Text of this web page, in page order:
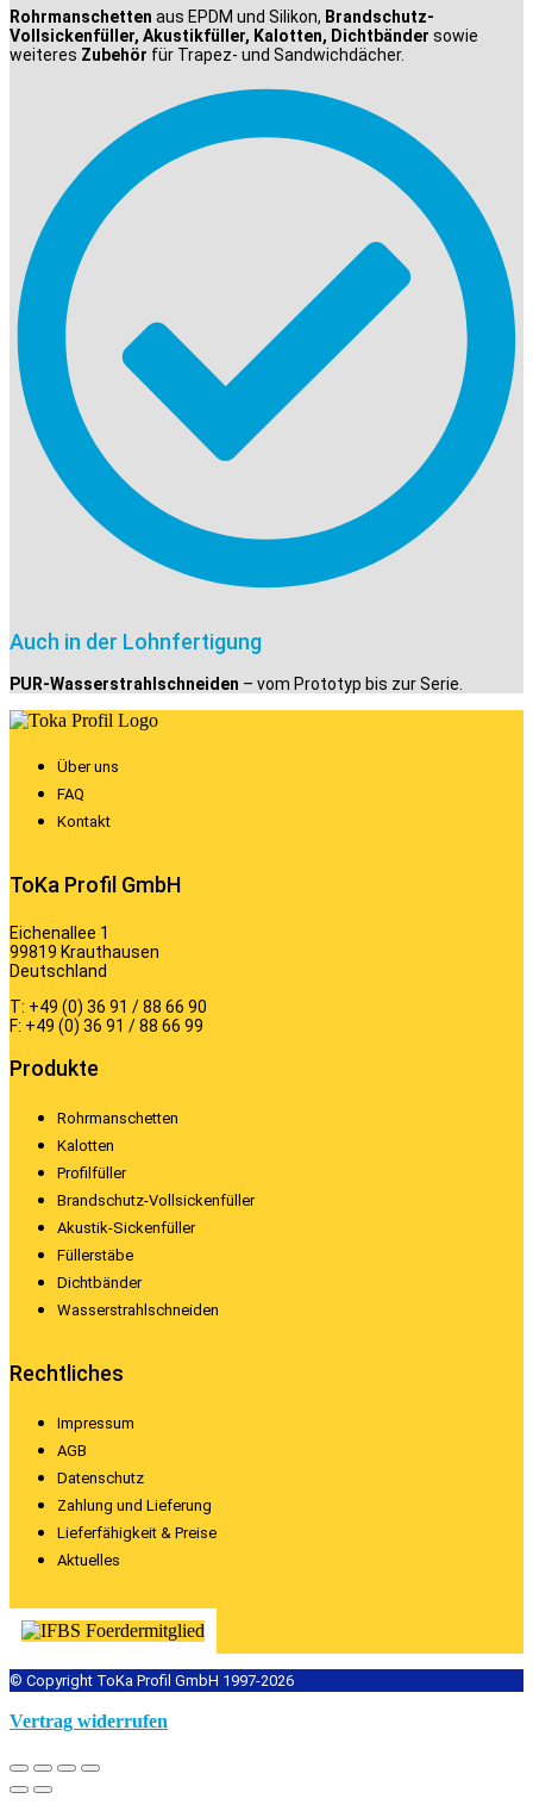
Rohrmanschetten aus EPDM und Silikon, Brandschutz-
Vollsickenfüller, Akustikfüller, Kalotten, Dichtbänder sowie
weiteres Zubehör für Trapez- und Sandwichdächer.
Auch in der Lohnfertigung
PUR-Wasserstrahlschneiden – vom Prototyp bis zur Serie.
Über uns
FAQ
Kontakt
ToKa Profil GmbH
Eichenallee 1
99819 Krauthausen
Deutschland
T: +49 (0) 36 91 / 88 66 90
F: +49 (0) 36 91 / 88 66 99
Produkte
Rohrmanschetten
Kalotten
Profilfüller
Brandschutz-Vollsickenfüller
Akustik-Sickenfüller
Füllerstäbe
Dichtbänder
Wasserstrahlschneiden
Rechtliches
Impressum
AGB
Datenschutz
Zahlung und Lieferung
Lieferfähigkeit & Preise
Aktuelles
© Copyright ToKa Profil GmbH 1997-2026
Vertrag widerrufen